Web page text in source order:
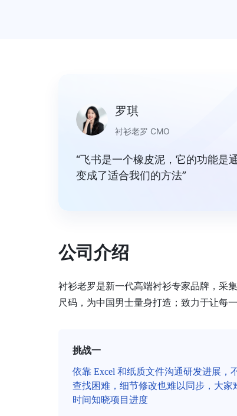
罗琪
衬衫老罗 CMO
“飞书是一个橡皮泥，它的功能是
变成了适合我们的方法”
公司介绍
衬衫老罗是新一代高端衬衫专家品牌，采
尺码，为中国男士量身打造；致力于让每
挑战一
依靠 Excel 和纸质文件沟通研发进展，
查找困难，细节修改也难以同步，大家
时间知晓项目进度